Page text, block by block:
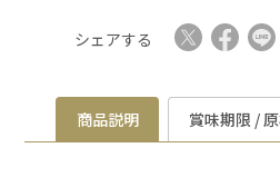
シェアする
商品説明 賞味期限 /